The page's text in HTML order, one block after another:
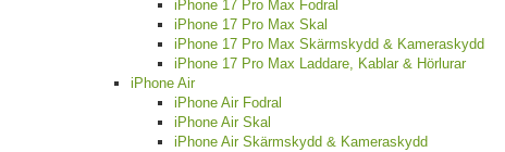
iPhone 17 Pro Max Fodral
iPhone 17 Pro Max Skal
iPhone 17 Pro Max Skärmskydd & Kameraskydd
iPhone 17 Pro Max Laddare, Kablar & Hörlurar
iPhone Air
iPhone Air Fodral
iPhone Air Skal
iPhone Air Skärmskydd & Kameraskydd